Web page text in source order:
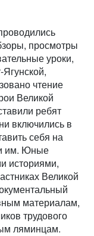
просмотры
уроки,
чтение
Великой
ребят
включились в
себя на
им. Юные
историями,
Великой
материалам,
трудового
ляминцам.